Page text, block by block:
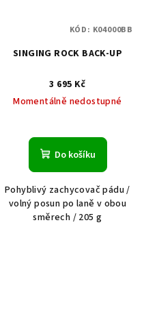
SINGING ROCK BACK-UP
3 695 Kč
Momentálně nedostupné
Do košíku
Pohyblivý zachycovač pádu /
volný posun po laně v obou
směrech / 205 g
KÓD: K04000BB